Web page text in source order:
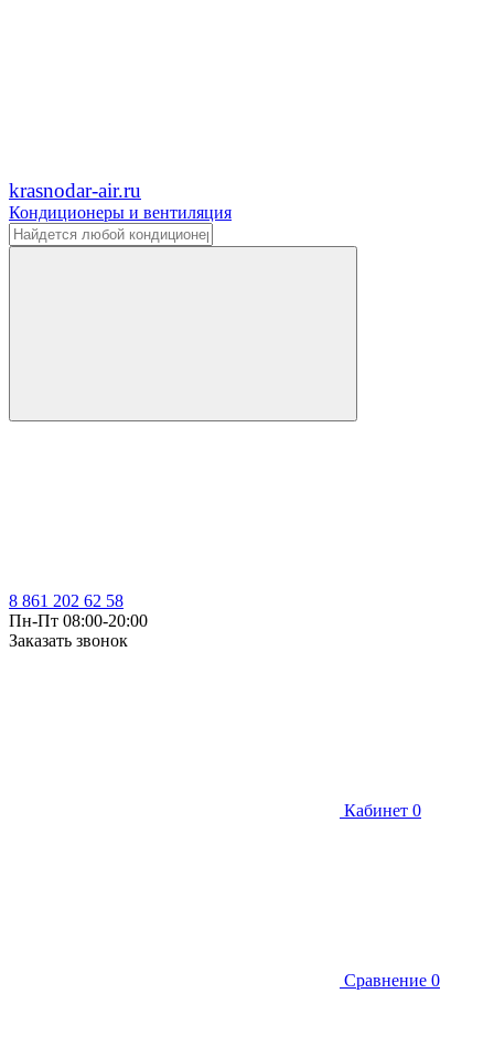
krasnodar-air.ru
Кондиционеры и вентиляция
8 861 202 62 58
Пн-Пт 08:00-20:00
Заказать звонок
Кабинет 0
Сравнение 0